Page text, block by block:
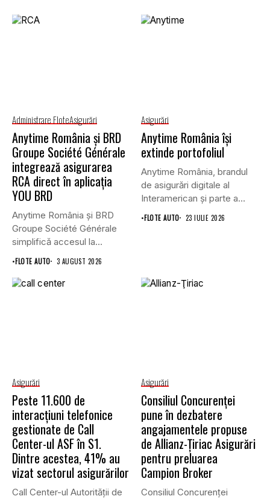
Administrare FloteAsigurări
Anytime România și BRD
Groupe Société Générale
integrează asigurarea
RCA direct în aplicația
YOU BRD
Anytime România și BRD
Groupe Société Générale
simplifică accesul la
asigurările auto...
•FLOTE AUTO 3 AUGUST 2026
Asigurări
Anytime România își
extinde portofoliul
Anytime România, brandul
de asigurări digitale al
Interamerican și parte a
Grupului...
•FLOTE AUTO 23 IULIE 2026
Asigurări
Peste 11.600 de
interacțiuni telefonice
gestionate de Call
Center-ul ASF în S1.
Dintre acestea, 41% au
vizat sectorul asigurărilor
Call Center-ul Autorității de
Asigurări
Consiliul Concurenţei
pune în dezbatere
angajamentele propuse
de Allianz-Ţiriac Asigurări
pentru preluarea
Campion Broker
Consiliul Concurenţei